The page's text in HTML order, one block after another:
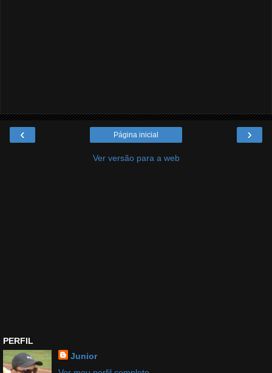
‹ ›
Página inicial
Ver versão para a web
PERFIL
Junior